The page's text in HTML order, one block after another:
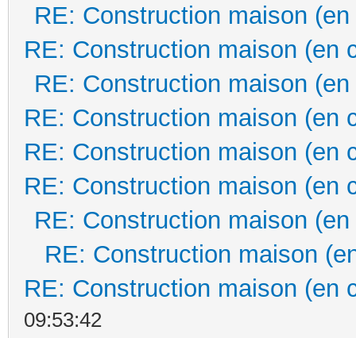
RE: Construction maison
RE: Construction maison (en
RE: Construction maison
RE: Construction maison (en
RE: Construction maison (en
RE: Construction maison (en
RE: Construction maison
RE: Construction maison
RE: Construction maison (en
09:53:42